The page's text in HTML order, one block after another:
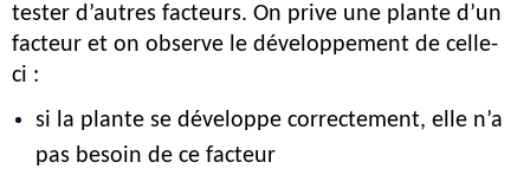
tester d’autres facteurs. On prive une plante d’un
facteur et on observe le développement de celle-
ci :
si la plante se développe correctement, elle n’a
pas besoin de ce facteur